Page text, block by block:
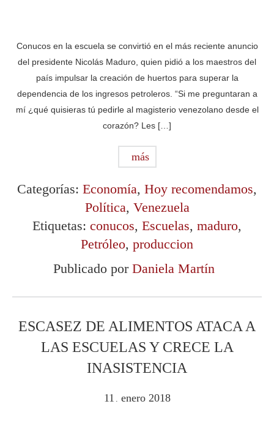
Conucos en la escuela se convirtió en el más reciente anuncio
del presidente Nicolás Maduro, quien pidió a los maestros del
país impulsar la creación de huertos para superar la
dependencia de los ingresos petroleros. “Si me preguntaran a
mí ¿qué quisieras tú pedirle al magisterio venezolano desde el
corazón? Les […]
más
Categorías: Economía, Hoy recomendamos,
Política, Venezuela
Etiquetas: conucos, Escuelas, maduro,
Petróleo, produccion
Publicado por Daniela Martín
ESCASEZ DE ALIMENTOS ATACA A
LAS ESCUELAS Y CRECE LA
INASISTENCIA
11 . enero 2018